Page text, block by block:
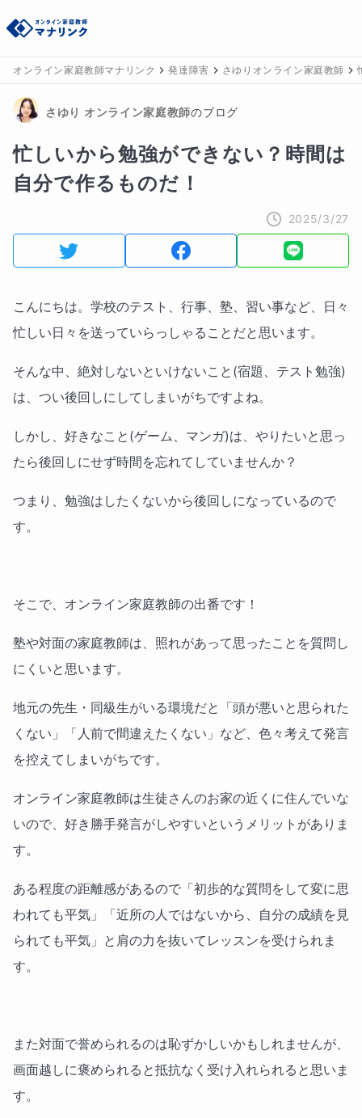
オンライン家庭教師マナリンク 発達障害 さゆりオンライン家庭教師
さゆり オンライン家庭教師のブログ
忙しいから勉強ができない？時間は
自分で作るものだ！
2025/3/27
こんにちは。学校のテスト、行事、塾、習い事など、日々
忙しい日々を送っていらっしゃることだと思います。
そんな中、絶対しないといけないこと(宿題、テスト勉強)
は、つい後回しにしてしまいがちですよね。
しかし、好きなこと(ゲーム、マンガ)は、やりたいと思っ
たら後回しにせず時間を忘れてしていませんか？
つまり、勉強はしたくないから後回しになっているので
す。
そこで、オンライン家庭教師の出番です！
塾や対面の家庭教師は、照れがあって思ったことを質問し
にくいと思います。
地元の先生・同級生がいる環境だと「頭が悪いと思られた
くない」「人前で間違えたくない」など、色々考えて発言
を控えてしまいがちです。
オンライン家庭教師は生徒さんのお家の近くに住んでいな
いので、好き勝手発言がしやすいというメリットがありま
す。
ある程度の距離感があるので「初歩的な質問をして変に思
われても平気」「近所の人ではないから、自分の成績を見
られても平気」と肩の力を抜いてレッスンを受けられま
す。
また対面で誉められるのは恥ずかしいかもしれませんが、
画面越しに褒められると抵抗なく受け入れられると思いま
す。